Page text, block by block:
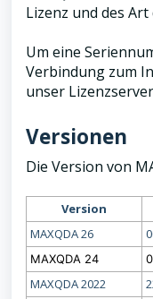
Lizenz und des
Um eine
Verbindung zum
unser
Versionen
Die Version von
Version
MAXQDA 26
MAXQDA 24
MAXQDA 2022